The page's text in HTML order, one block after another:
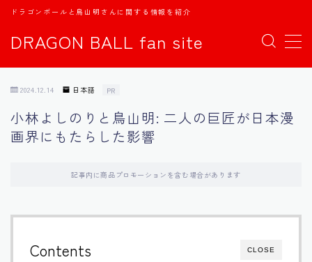
DRAGON BALL fan site
ドラゴンボールと鳥山明さんに関する情報を紹介
MENU
日本語
中文
Español
2024.12.14 日本語 PR
小林よしのりと鳥山明: 二人の巨匠が日本漫
画界にもたらした影響
記事内に商品プロモーションを含む場合があります
CLOSE
Contents